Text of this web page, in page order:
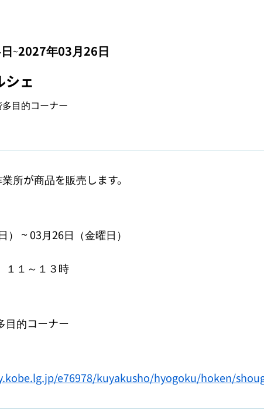
~2027年03月26日
シェ
目的コーナー
所が商品を販売します。
~03月26日（金曜日）
１１～１３時
目的コーナー
e76978/kuyakusho/hyogoku/hoken/